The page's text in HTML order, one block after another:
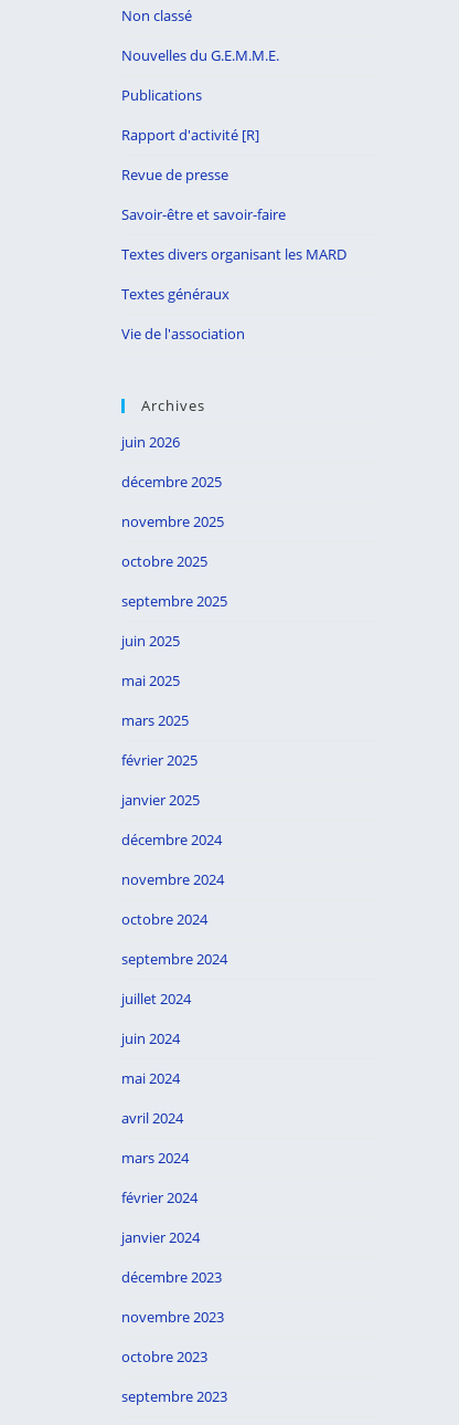
Non classé
Nouvelles du G.E.M.M.E.
Publications
Rapport d'activité [R]
Revue de presse
Savoir-être et savoir-faire
Textes divers organisant les MARD
Textes généraux
Vie de l'association
Archives
juin 2026
décembre 2025
novembre 2025
octobre 2025
septembre 2025
juin 2025
mai 2025
mars 2025
février 2025
janvier 2025
décembre 2024
novembre 2024
octobre 2024
septembre 2024
juillet 2024
juin 2024
mai 2024
avril 2024
mars 2024
février 2024
janvier 2024
décembre 2023
novembre 2023
octobre 2023
septembre 2023